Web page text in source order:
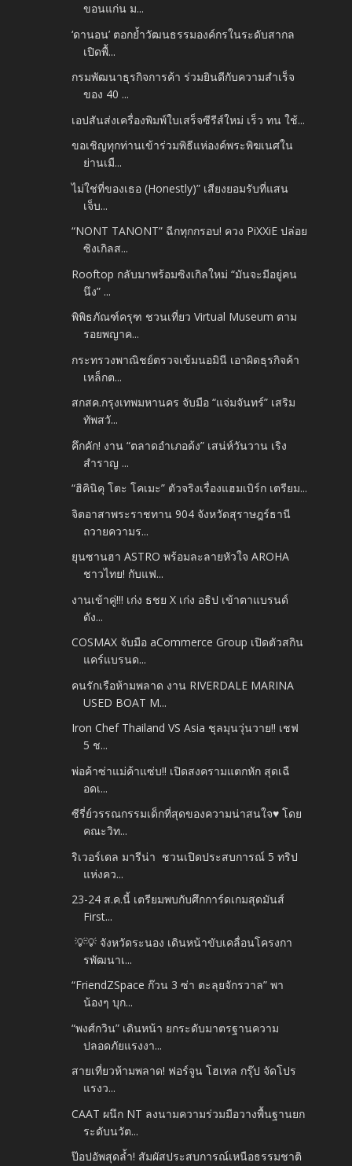
ขอนแก่น ม...
‘ดานอน’ ตอกย้ำวัฒนธรรมองค์กรในระดับสากล
เปิดพื้...
กรมพัฒนาธุรกิจการค้า ร่วมยินดีกับความสำเร็จ
ของ 40 ...
เอปสันส่งเครื่องพิมพ์ใบเสร็จซีรีส์ใหม่ เร็ว ทน ใช้...
ขอเชิญทุกท่านเข้าร่วมพิธีแห่องค์พระพิฆเนศใน
ย่านเมื...
ไม่ใช่ที่ของเธอ (Honestly)” เสียงยอมรับที่แสน
เจ็บ...
“NONT TANONT” ฉีกทุกกรอบ! ควง PiXXiE ปล่อย
ซิงเกิลส...
Rooftop กลับมาพร้อมซิงเกิลใหม่ “มันจะมีอยู่คน
นึง” ...
พิพิธภัณฑ์ครุฑ ชวนเที่ยว Virtual Museum ตาม
รอยพญาค...
กระทรวงพาณิชย์ตรวจเข้มนอมินี เอาผิดธุรกิจค้า
เหล็กต...
สกสค.กรุงเทพมหานคร จับมือ “แจ่มจันทร์” เสริม
ทัพสวั...
คึกคัก! งาน “ตลาดอำเภอด้ง” เสน่ห์วันวาน เริง
สำราญ ...
“ฮิคินิคุ โตะ โคเมะ” ตัวจริงเรื่องแฮมเบิร์ก เตรียม...
จิตอาสาพระราชทาน 904 จังหวัดสุราษฎร์ธานี
ถวายความร...
ยุนซานฮา ASTRO พร้อมละลายหัวใจ AROHA
ชาวไทย! กับแฟ...
งานเข้าคู่!!! เก่ง ธชย X เก่ง อธิป เข้าตาแบรนด์
ดัง...
COSMAX จับมือ aCommerce Group เปิดตัวสกิน
แคร์แบรนด...
คนรักเรือห้ามพลาด งาน RIVERDALE MARINA
USED BOAT M...
Iron Chef Thailand VS Asia ชุลมุนวุ่นวาย!! เชฟ
5 ช...
พ่อค้าซ่าแม่ค้าแซ่บ!! เปิดสงครามแตกหัก สุดเฉื
อดเ...
ซีรี่ย์วรรณกรรมเด็กที่สุดของความน่าสนใจ♥ โดย
คณะวิท...
ริเวอร์เดล มารีน่า ชวนเปิดประสบการณ์ 5 ทริป
แห่งคว...
23-24 ส.ค.นี้ เตรียมพบกับศึกการ์ดเกมสุดมันส์
First...
💡💡 จังหวัดระนอง เดินหน้าขับเคลื่อนโครงกา
รพัฒนาเ...
“FriendZSpace ก๊วน 3 ซ่า ตะลุยจักรวาล” พา
น้องๆ บุก...
“พงศ์กวิน” เดินหน้า ยกระดับมาตรฐานความ
ปลอดภัยแรงงา...
สายเที่ยวห้ามพลาด! ฟอร์จูน โฮเทล กรุ๊ป จัดโปร
แรงว...
CAAT ผนึก NT ลงนามความร่วมมือวางพื้นฐานยก
ระดับนวัต...
ป๊อปอัพสุดล้ำ! สัมผัสประสบการณ์เหนือธรรมชาติ